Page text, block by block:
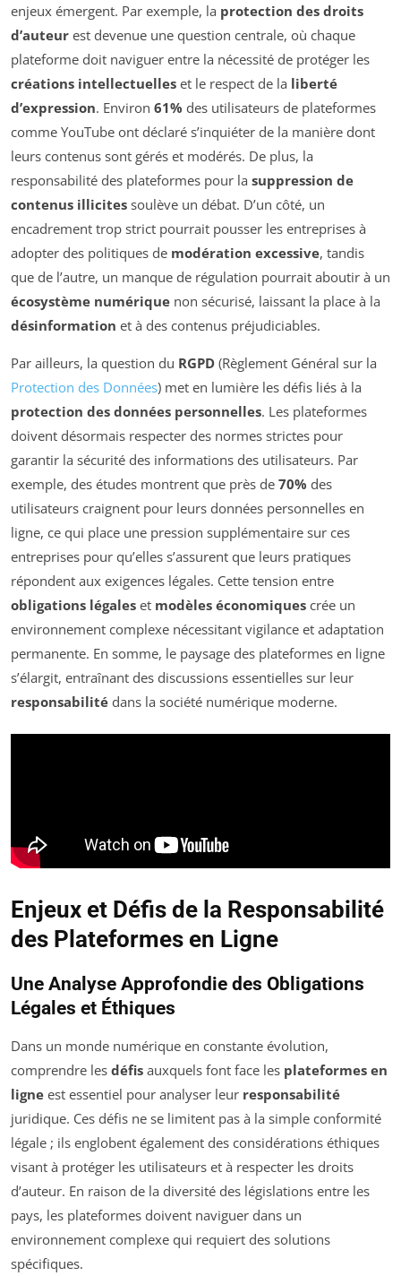
enjeux émergent. Par exemple, la protection des droits
d’auteur est devenue une question centrale, où chaque
plateforme doit naviguer entre la nécessité de protéger les
créations intellectuelles et le respect de la liberté
d’expression. Environ 61% des utilisateurs de plateformes
comme YouTube ont déclaré s’inquiéter de la manière dont
leurs contenus sont gérés et modérés. De plus, la
responsabilité des plateformes pour la suppression de
contenus illicites soulève un débat. D’un côté, un
encadrement trop strict pourrait pousser les entreprises à
adopter des politiques de modération excessive, tandis
que de l’autre, un manque de régulation pourrait aboutir à un
écosystème numérique non sécurisé, laissant la place à la
désinformation et à des contenus préjudiciables.
Par ailleurs, la question du RGPD (Règlement Général sur la
Protection des Données) met en lumière les défis liés à la
protection des données personnelles. Les plateformes
doivent désormais respecter des normes strictes pour
garantir la sécurité des informations des utilisateurs. Par
exemple, des études montrent que près de 70% des
utilisateurs craignent pour leurs données personnelles en
ligne, ce qui place une pression supplémentaire sur ces
entreprises pour qu’elles s’assurent que leurs pratiques
répondent aux exigences légales. Cette tension entre
obligations légales et modèles économiques crée un
environnement complexe nécessitant vigilance et adaptation
permanente. En somme, le paysage des plateformes en ligne
s’élargit, entraînant des discussions essentielles sur leur
responsabilité dans la société numérique moderne.
Enjeux et Défis de la Responsabilité
des Plateformes en Ligne
Une Analyse Approfondie des Obligations
Légales et Éthiques
Dans un monde numérique en constante évolution,
comprendre les défis auxquels font face les plateformes en
ligne est essentiel pour analyser leur responsabilité
juridique. Ces défis ne se limitent pas à la simple conformité
légale ; ils englobent également des considérations éthiques
visant à protéger les utilisateurs et à respecter les droits
d’auteur. En raison de la diversité des législations entre les
pays, les plateformes doivent naviguer dans un
environnement complexe qui requiert des solutions
spécifiques.